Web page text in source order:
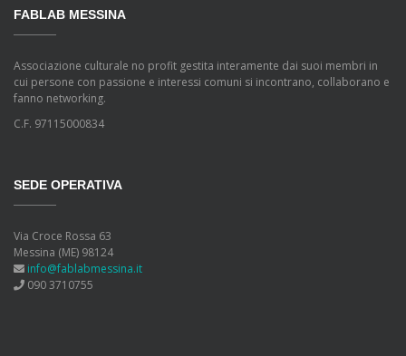
FABLAB MESSINA
Associazione culturale no profit gestita interamente dai suoi membri in
cui persone con passione e interessi comuni si incontrano, collaborano e
fanno networking.
C.F. 97115000834
SEDE OPERATIVA
Via Croce Rossa 63
Messina (ME) 98124
info@fablabmessina.it
090 3710755